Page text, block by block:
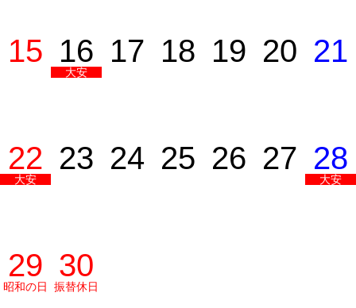
15 16
大安
17 18 19 20 21
22
大安
23 24 25 26 27 28
大安
29
昭和の日
30
振替休日